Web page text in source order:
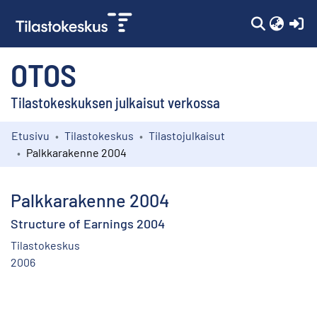
OTOS
Tilastokeskuksen julkaisut verkossa
Kokoelmat
Etusivu Tilastokeskus
Tilastojulkaisut
Palkkarakenne 2004
Palkkarakenne 2004
Structure of Earnings 2004
Tilastokeskus
2006